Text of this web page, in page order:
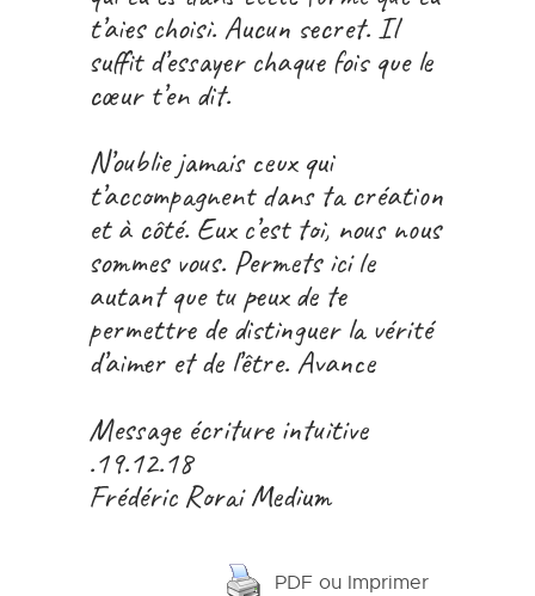
t’aies choisi. Aucun secret. Il
suffit d’essayer chaque fois que le
cœur t’en dit.
N’oublie jamais ceux qui
t’accompagnent dans ta création
et à côté. Eux c’est toi, nous nous
sommes vous. Permets ici le
autant que tu peux de te
permettre de distinguer la vérité
d’aimer et de l’être. Avance
Message écriture intuitive
.19.12.18
Frédéric Rorai Medium
PDF ou Imprimer